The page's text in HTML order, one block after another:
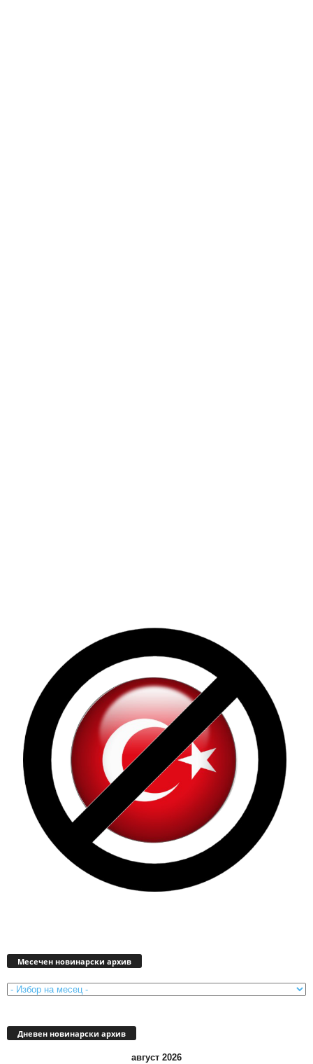
Месечен новинарски архив
Дневен новинарски архив
август 2026